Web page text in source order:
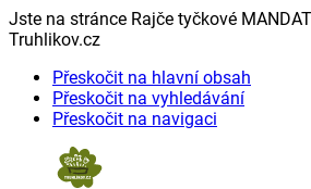
Jste na stránce Rajče tyčkové
Truhlikov.cz
Přeskočit na hlavní obsah
Přeskočit na vyhledávání
Přeskočit na navigaci